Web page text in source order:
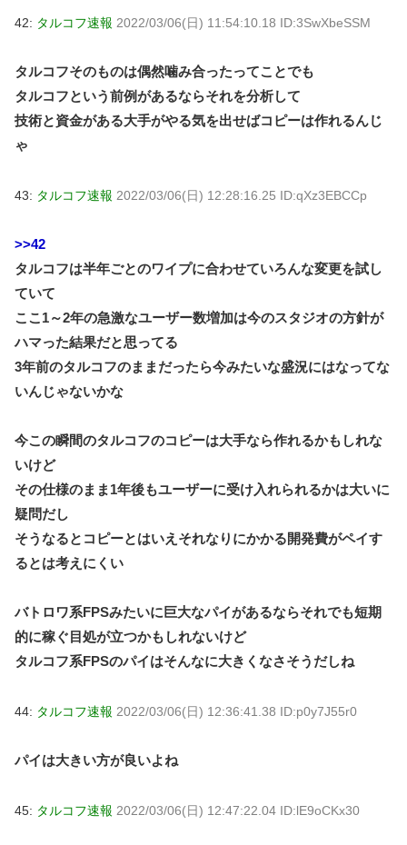
42: タルコフ速報 2022/03/06(日) 11:54:10.18 ID:3SwXbeSSM
タルコフそのものは偶然噛み合ったってことでも
タルコフという前例があるならそれを分析して
技術と資金がある大手がやる気を出せばコピーは作れるんじ
ゃ
43: タルコフ速報 2022/03/06(日) 12:28:16.25 ID:qXz3EBCCp
>>42
タルコフは半年ごとのワイプに合わせていろんな変更を試し
ていて
ここ1～2年の急激なユーザー数増加は今のスタジオの方針が
ハマった結果だと思ってる
3年前のタルコフのままだったら今みたいな盛況にはなってな
いんじゃないかな
今この瞬間のタルコフのコピーは大手なら作れるかもしれな
いけど
その仕様のまま1年後もユーザーに受け入れられるかは大いに
疑問だし
そうなるとコピーとはいえそれなりにかかる開発費がペイす
るとは考えにくい
バトロワ系FPSみたいに巨大なパイがあるならそれでも短期
的に稼ぐ目処が立つかもしれないけど
タルコフ系FPSのパイはそんなに大きくなさそうだしね
44: タルコフ速報 2022/03/06(日) 12:36:41.38 ID:p0y7J55r0
パイは大きい方が良いよね
45: タルコフ速報 2022/03/06(日) 12:47:22.04 ID:lE9oCKx30